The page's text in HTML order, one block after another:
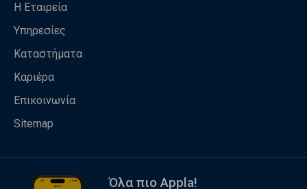
Η Εταιρεία
Υπηρεσίες
Καταστήματα
Καριέρα
Επικοινωνία
Sitemap
Όλα πιο Appla!